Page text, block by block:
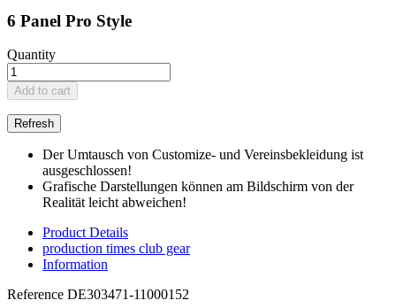
6 Panel Pro Style
Quantity
Add to cart
Der Umtausch von Customize- und Vereinsbekleidung ist
ausgeschlossen!
Grafische Darstellungen können am Bildschirm von der
Realität leicht abweichen!
Product Details
production times club gear
Information
Reference DE303471-11000152